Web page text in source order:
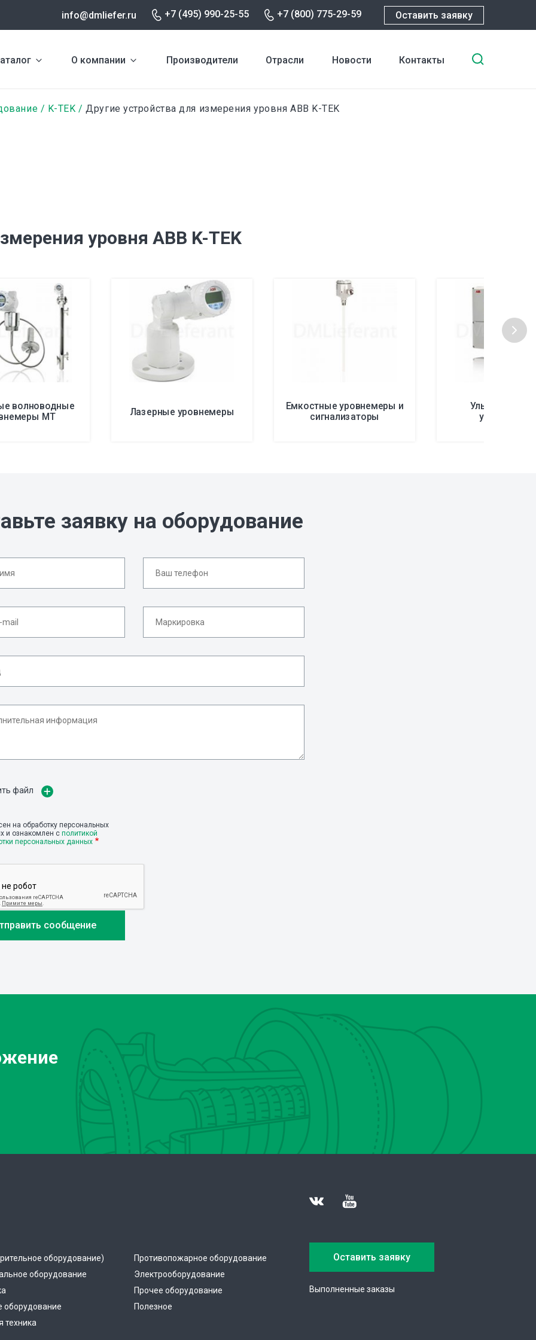
info@dmliefer.ru +7 (495) 990-25-55 +7 (800) 775-29-59 Оставить заявку
О компании Производители Отрасли Новости Контакты
K-TEK Другие устройства для измерения уровня ABB K-TEK
уровня ABB K-TEK
волноводные
MT Лазерные уровнемеры Емкостные уровнемеры и
сигнализаторы уровнемеры
заявку на оборудование
файл
на обработку персональных
и ознакомлен с политикой
персональных данных
оборудование)
оборудование
оборудование
техника
Противопожарное оборудование
Электрооборудование
Прочее оборудование
Полезное
Оставить заявку
Выполненные заказы